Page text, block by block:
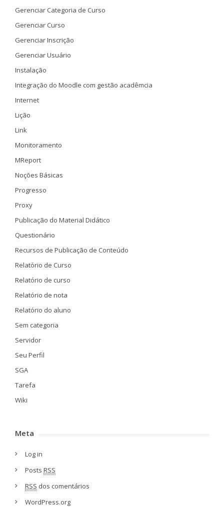
Gerenciar Categoria de Curso
Gerenciar Curso
Gerenciar Inscrição
Gerenciar Usuário
Instalação
Integração do Moodle com gestão acadêmcia
Internet
Lição
Link
Monitoramento
MReport
Noções Básicas
Progresso
Proxy
Publicação do Material Didático
Questionário
Recursos de Publicação de Conteúdo
Relatório de Curso
Relatório de curso
Relatório de nota
Relatório do aluno
Sem categoria
Servidor
Seu Perfil
SGA
Tarefa
Wiki
Meta
Log in
Posts RSS
RSS dos comentários
WordPress.org